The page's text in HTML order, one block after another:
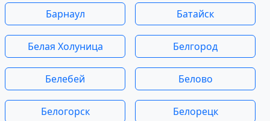
Барнаул Батайск
Белая Холуница Белгород
Белебей Белово
Белогорск Белорецк